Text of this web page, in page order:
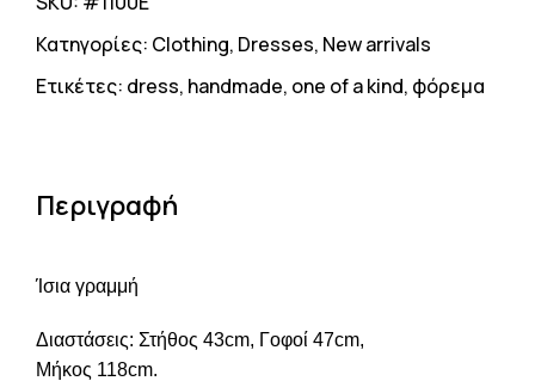
Κατηγορίες: Clothing, Dresses, New arrivals
Ετικέτες: dress, handmade, one of a kind, φόρεμα
Περιγραφή
Ίσια γραμμή
Διαστάσεις: Στήθος 43cm, Γοφοί 47cm,
Μήκος 118cm.